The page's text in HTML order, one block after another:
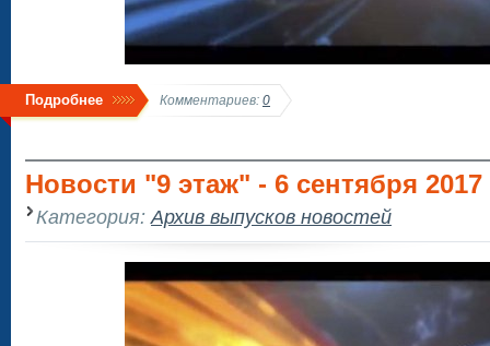
Подробнее Комментариев: 0
Новости "9 этаж" - 6 сентября 2017
Категория: Архив выпусков новостей